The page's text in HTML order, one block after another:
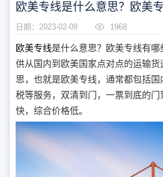
欧美专线是什么意思？欧美
日期：2023-02-09 1968
欧美专线是什么意思？欧美专线有
供从国内到欧美国家点对点的运输
思，也就是欧美专线，通常都包括
税等服务，双清到门，一票到底的
快，综合价格低。